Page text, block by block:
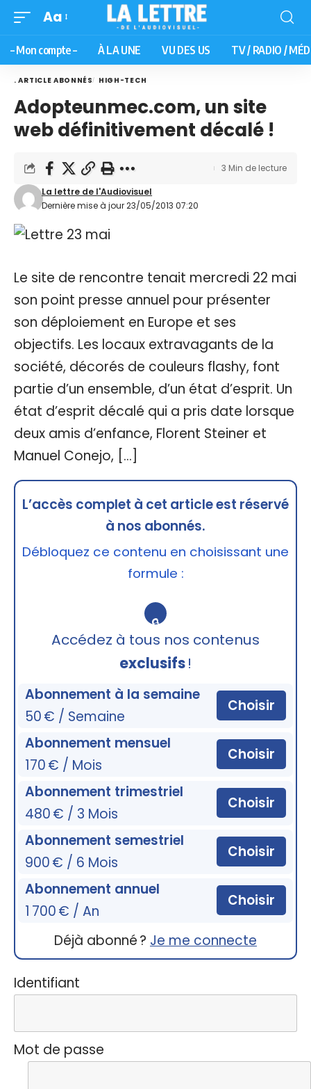
Aa
– Mon compte – À LA UNE VU DES US TV / RADIO /
. ARTICLE ABONNÉS HIGH-TECH
Adopteunmec.com, un site
web définitivement décalé !
Dernière mise à jour 23/05/2013 07:20
La lettre de l'Audiovisuel
3 Min de lecture
Le site de rencontre tenait mercredi 22 mai
son point presse annuel pour présenter
son déploiement en Europe et ses
objectifs. Les locaux extravagants de la
société, décorés de couleurs flashy, font
partie d’un ensemble, d’un état d’esprit. Un
état d’esprit décalé qui a pris date lorsque
deux amis d’enfance, Florent Steiner et
Manuel Conejo, […]
L’accès complet à cet article est réservé
à nos abonnés.
Débloquez ce contenu en choisissant une
formule :
🔒
Accédez à tous nos contenus
exclusifs!
Abonnement à la semaine
50 € / Semaine
Choisir
Abonnement mensuel
170 € / Mois
Choisir
Abonnement trimestriel
480 € / 3 Mois
Choisir
Abonnement semestriel
900 € / 6 Mois
Choisir
Abonnement annuel
1 700 € / An
Choisir
Déjà abonné ? Je me connecte
Identifiant
Mot de passe